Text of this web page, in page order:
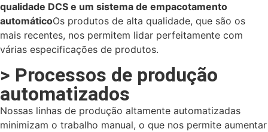
qualidade DCS e um sistema de empacotamento
automáticoOs produtos de alta qualidade, que são os
mais recentes, nos permitem lidar perfeitamente com
várias especificações de produtos.
> Processos de produção
automatizados
Nossas linhas de produção altamente automatizadas
minimizam o trabalho manual, o que nos permite aumentar